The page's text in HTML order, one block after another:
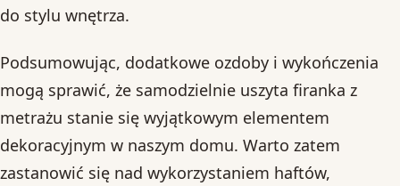
do stylu wnętrza.
Podsumowując, dodatkowe ozdoby i wykończenia
mogą sprawić, że samodzielnie uszyta firanka z
metrażu stanie się wyjątkowym elementem
dekoracyjnym w naszym domu. Warto zatem
zastanowić się nad wykorzystaniem haftów,